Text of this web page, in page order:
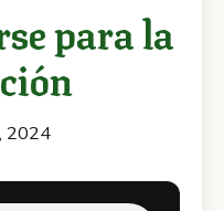
para la
2024